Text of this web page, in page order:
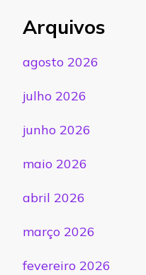
Arquivos
agosto 2026
julho 2026
junho 2026
maio 2026
abril 2026
março 2026
fevereiro 2026